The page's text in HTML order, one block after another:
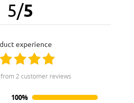
5/5
experience
from 2 customer reviews
100%